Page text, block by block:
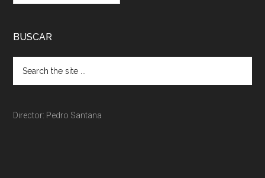
BUSCAR
Director: Pedro Santana